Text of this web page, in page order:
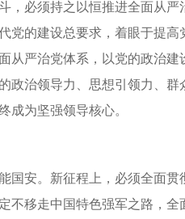
必须持之以恒推进全面从严
党的建设总要求，着眼于提
从严治党体系，以党的政治
政治领导力、思想引领力、
成为坚强领导核心。
国安。新征程上，必须全面
不移走中国特色强军之路，